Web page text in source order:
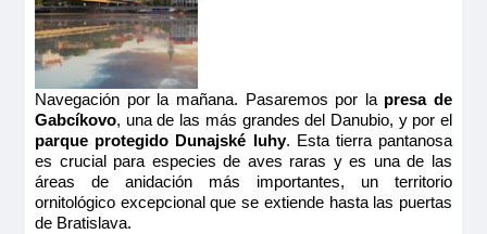
Navegación por la mañana. Pasaremos por la presa de
Gabcíkovo, una de las más grandes del Danubio, y por el
parque protegido Dunajské luhy. Esta tierra pantanosa
es crucial para especies de aves raras y es una de las
áreas de anidación más importantes, un territorio
ornitológico excepcional que se extiende hasta las puertas
de Bratislava.